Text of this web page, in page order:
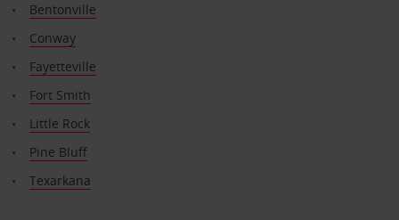
Bentonville
Conway
Fayetteville
Fort Smith
Little Rock
Pine Bluff
Texarkana